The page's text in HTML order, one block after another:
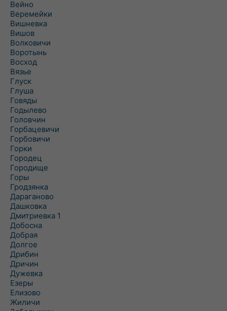
Вейно
Веремейки
Вишневка
Вишов
Волковичи
Воротынь
Восход
Вязье
Глуск
Глуша
Говяды
Годылево
Головчин
Горбацевичи
Горбовичи
Горки
Городец
Городище
Горы
Гродзянка
Дараганово
Дашковка
Дмитриевка 1
Добосна
Добрая
Долгое
Дрибин
Дричин
Дужевка
Езеры
Елизово
Жиличи